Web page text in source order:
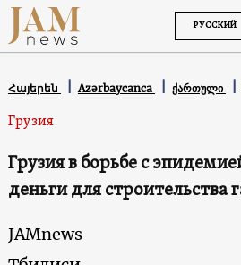
РУССКИЙ
Հայերեն Azərbaycanca ქართული
Грузия
Грузия в борьбе с
деньги для строительства
JAMnews